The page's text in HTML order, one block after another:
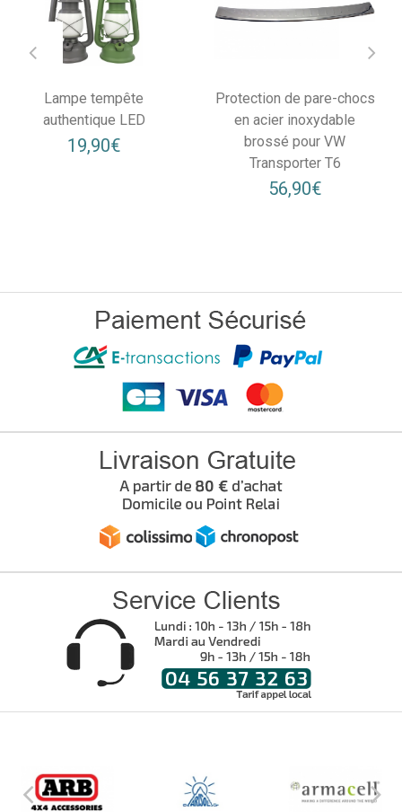
Lampe tempête
authentique LED
19,90€
Protection de pare-chocs
en acier inoxydable
brossé pour VW
Transporter T6
56,90€